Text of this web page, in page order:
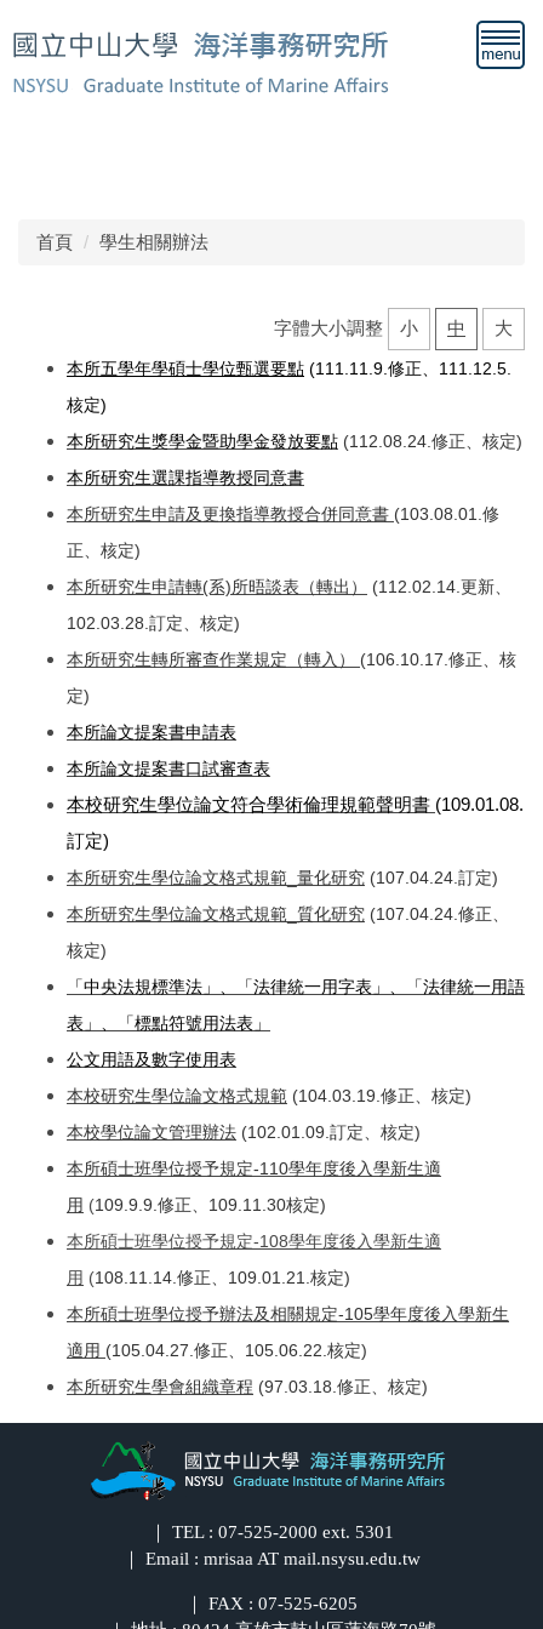
到
要
首頁 學生相關辦法
字體大小調整 小 中 大
本所五學年學碩士學位甄選要點 (111.11.9.修正、111.12.5.
核定)
本所研究生獎學金暨助學金發放要點 (112.08.24.修正、核定)
本所研究生選課指導教授同意書
本所研究生申請及更換指導教授合併同意書 (103.08.01.修
正、核定)
本所研究生申請轉(系)所晤談表（轉出）
(112.02.14.更新、
102.03.28.訂定、核定)
本所研究生轉所審查作業規定（轉入）
(106.10.17.修正、核
定)
本所論文提案書申請表
本所論文提案書口試審查表
本校研究生學位論文符合學術倫理規範聲明書 (109.01.08.
訂定)
本所研究生學位論文格式規範_量化研究 (107.04.24.訂定)
本所研究生學位論文格式規範_質化研究 (107.04.24.修正、
核定)
「中央法規標準法」、「法律統一用字表」、「法律統一用語
表」、「標點符號用法表」
公文用語及數字使用表
本校研究生學位論文格式規範 (104.03.19.修正、核定)
本校學位論文管理辦法 (102.01.09.訂定、核定)
本所碩士班學位授予規定-110學年度後入學新生適
用 (109.9.9.修正、109.11.30核定)
本所碩士班學位授予規定-108學年度後入學新生適
用 (108.11.14.修正、109.01.21.核定)
本所碩士班學位授予辦法及相關規定-105學年度後入學新生
適用 (105.04.27.修正、105.06.22.核定)
本所研究生學會組織章程 (97.03.18. 修正、核定)
｜ TEL : 07-525-2000 ext. 5301
｜ Email : mrisaa AT mail.nsysu.edu.tw
｜ FAX : 07-525-6205